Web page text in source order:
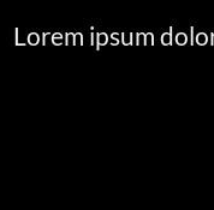
Lorem ipsum